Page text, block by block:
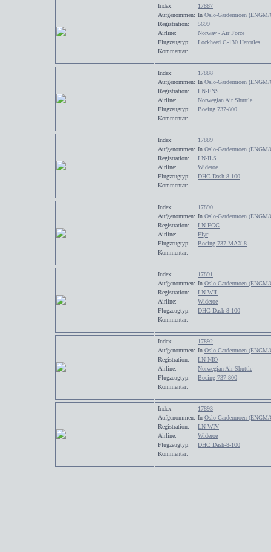
Index:
17887
Aufgenommen: In Oslo-Gardermoen
Registration:
5699
Airline:
Norway - Air Force
Flugzeugtyp:
Lockheed C-130 Hercules
Kommentar:
Index:
17888
Aufgenommen: In Oslo-Gardermoen
Registration:
LN-ENS
Airline:
Norwegian Air Shuttle
Flugzeugtyp:
Boeing 737-800
Kommentar:
Index:
17889
Aufgenommen: In Oslo-Gardermoen
Registration:
LN-ILS
Airline:
Wideroe
Flugzeugtyp:
DHC Dash-8-100
Kommentar:
Index:
17890
Aufgenommen: In Oslo-Gardermoen
Registration:
LN-FGG
Airline:
Flyr
Flugzeugtyp:
Boeing 737 MAX 8
Kommentar:
Index:
17891
Aufgenommen: In Oslo-Gardermoen
Registration:
LN-WIL
Airline:
Wideroe
Flugzeugtyp:
DHC Dash-8-100
Kommentar:
Index:
17892
Aufgenommen: In Oslo-Gardermoen
Registration:
LN-NIO
Airline:
Norwegian Air Shuttle
Flugzeugtyp:
Boeing 737-800
Kommentar:
Index:
17893
Aufgenommen: In Oslo-Gardermoen
Registration:
LN-WIV
Airline:
Wideroe
Flugzeugtyp:
DHC Dash-8-100
Kommentar: